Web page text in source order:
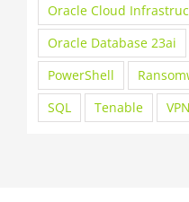
Oracle Cloud
Oracle Database 23ai
PowerShell
SQL
Tenable VPN